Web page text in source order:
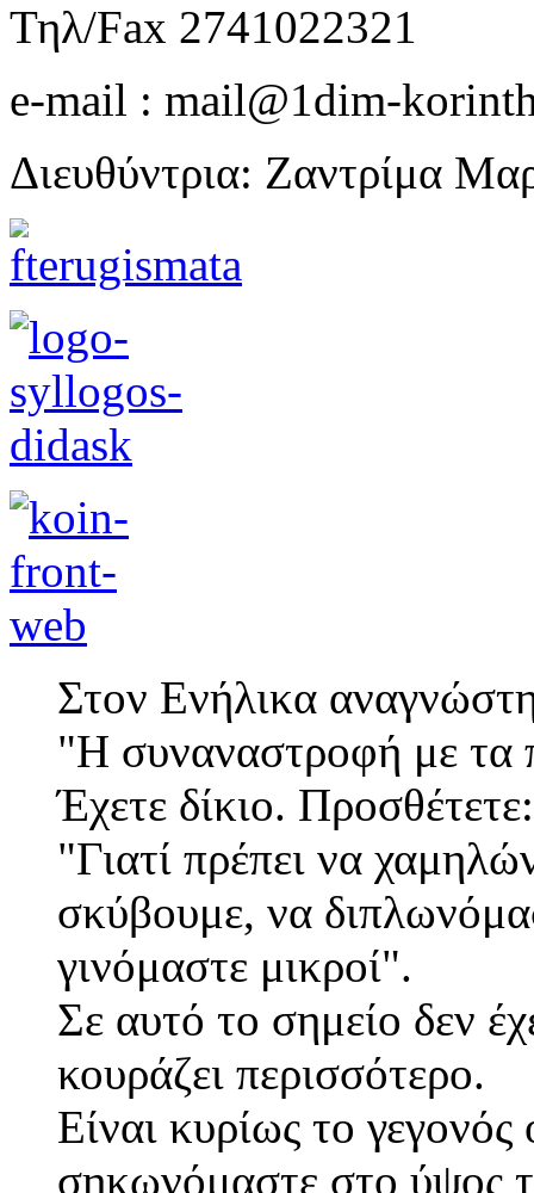
Τηλ/Fax 2741022321
e-mail : mail@1dim-
Διευθύντρια: Ζαντρίμα
Στον Ενήλικα
"Η συναναστροφή με τα
Έχετε δίκιο. Προσθέτετε:
"Γιατί πρέπει να
σκύβουμε, να
γινόμαστε μικροί".
Σε αυτό το σημείο δεν
κουράζει περισσότερο.
Είναι κυρίως το
σηκωνόμαστε στο ύψος